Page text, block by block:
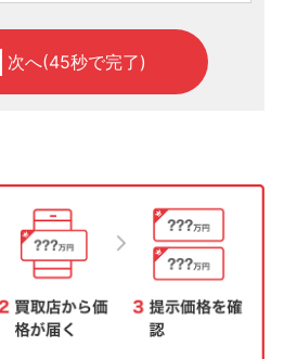
次へ(45秒で完了)